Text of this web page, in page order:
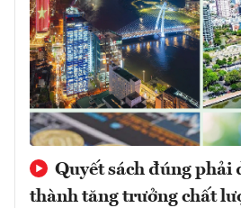
Quyết sách đúng phải
thành tăng trưởng chất